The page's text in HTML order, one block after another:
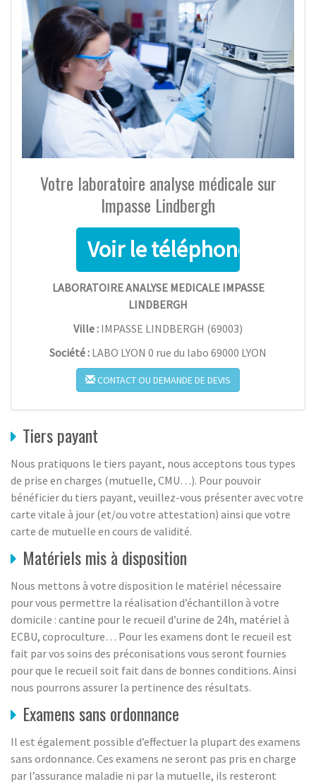
Votre laboratoire analyse médicale sur
Impasse Lindbergh
LABORATOIRE ANALYSE MEDICALE IMPASSE
LINDBERGH
Ville : IMPASSE LINDBERGH (69003)
Société : LABO LYON 0 rue du labo 69000 LYON
CONTACT OU DEMANDE DE DEVIS
Tiers payant
Nous pratiquons le tiers payant, nous acceptons tous types
de prise en charges (mutuelle, CMU…). Pour pouvoir
bénéficier du tiers payant, veuillez-vous présenter avec votre
carte vitale à jour (et/ou votre attestation) ainsi que votre
carte de mutuelle en cours de validité.
Matériels mis à disposition
Nous mettons à votre disposition le matériel nécessaire
pour vous permettre la réalisation d’échantillon à votre
domicile : cantine pour le recueil d’urine de 24h, matériel à
ECBU, coproculture… Pour les examens dont le recueil est
fait par vos soins des préconisations vous seront fournies
pour que le recueil soit fait dans de bonnes conditions. Ainsi
nous pourrons assurer la pertinence des résultats.
Examens sans ordonnance
Il est également possible d’effectuer la plupart des examens
sans ordonnance. Ces examens ne seront pas pris en charge
par l’assurance maladie ni par la mutuelle, ils resteront